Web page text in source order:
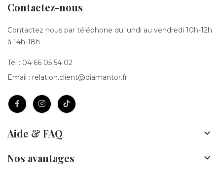
Contactez-nous
Contactez nous par téléphone du lundi au vendredi 10h-12h
à 14h-18h
Tel : 04 66 05 54 02
Email : relation.client@diamantor.fr
Aide & FAQ 
Nos avantages 